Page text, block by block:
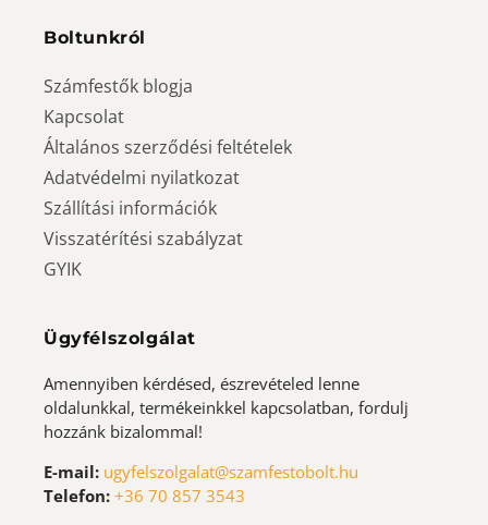
Boltunkról
Számfestők blogja
Kapcsolat
Általános szerződési feltételek
Adatvédelmi nyilatkozat
Szállítási információk
Visszatérítési szabályzat
GYIK
Ügyfélszolgálat
Amennyiben kérdésed, észrevételed lenne
oldalunkkal, termékeinkkel kapcsolatban, fordulj
hozzánk bizalommal!
E-mail: ugyfelszolgalat@szamfestobolt.hu
Telefon: +36 70 857 3543